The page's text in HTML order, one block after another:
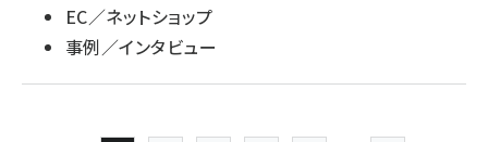
EC／ネットショップ
事例／インタビュー